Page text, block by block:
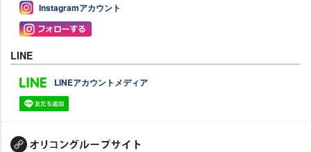
Instagramアカウント
LINE
LINEアカウントメディア